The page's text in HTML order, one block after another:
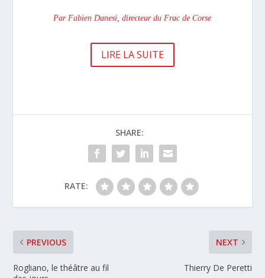
Par Fabien Danesi, directeur du Frac de Corse
LIRE LA SUITE
SHARE:
RATE:
PREVIOUS
Rogliano, le théâtre au fil
NEXT
Thierry De Peretti